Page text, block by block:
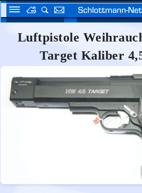
Luftpistole
Target Kaliber